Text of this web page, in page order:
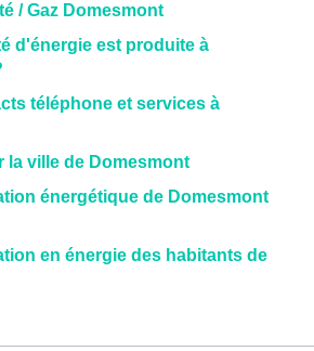
/ Gaz Domesmont
d'énergie est produite à
téléphone et services à
la ville de Domesmont
énergétique de Domesmont
en énergie des habitants de